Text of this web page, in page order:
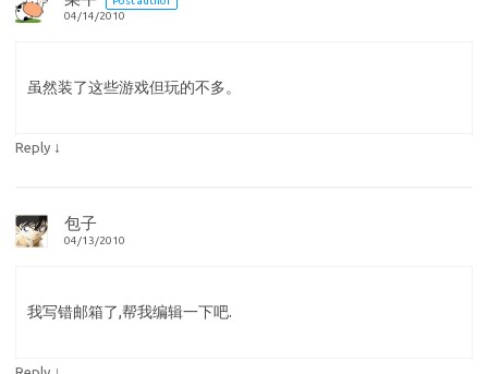
04/14/2010
虽然装了这些游戏但玩的不多。
Reply ↓
包子
04/13/2010
我写错邮箱了,帮我编辑一下吧.